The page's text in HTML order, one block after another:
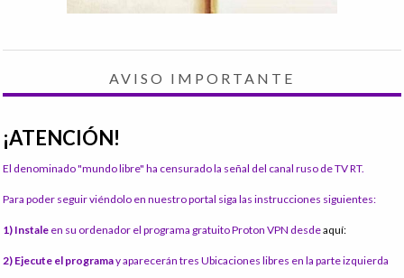
AVISO IMPORTANTE
¡ATENCIÓN!
El denominado "mundo libre" ha censurado la señal del canal ruso de TV RT.
Para poder seguir viéndolo en nuestro portal siga las instrucciones siguientes:
1) Instale en su ordenador el programa gratuito Proton VPN desdeaquí:
2) Ejecute el programay aparecerán tres Ubicaciones libres en la parte izquierda